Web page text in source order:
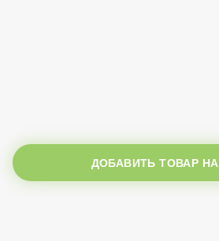
ДОБАВИТЬ ТОВАР НА